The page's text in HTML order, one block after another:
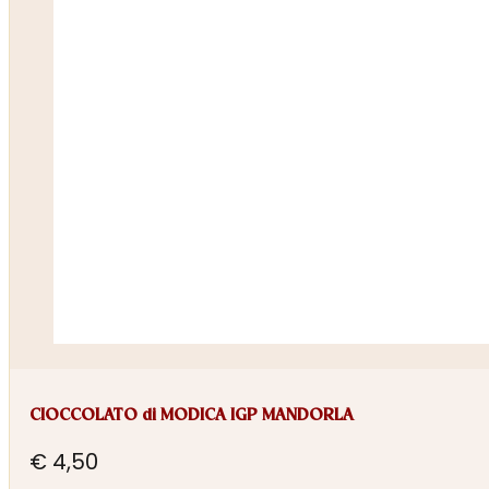
CIOCCOLATO di MODICA IGP MANDORLA
€ 4,50